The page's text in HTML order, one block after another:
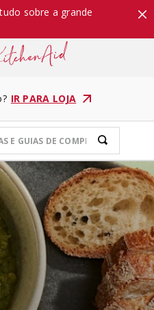
sobre a grande
IR PARA LOJA